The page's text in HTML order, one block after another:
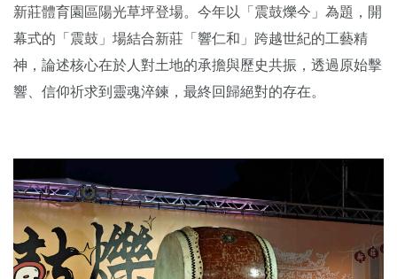
新莊體育園區陽光草坪登場。今年以「震鼓爍今」為題，開
幕式的「震鼓」場結合新莊「響仁和」跨越世紀的工藝精
神，論述核心在於人對土地的承擔與歷史共振，透過原始擊
響、信仰祈求到靈魂淬鍊，最終回歸絕對的存在。